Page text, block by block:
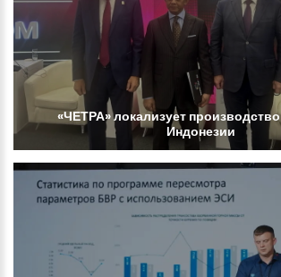
«ЧЕТРА»локализует производство
Индонезии